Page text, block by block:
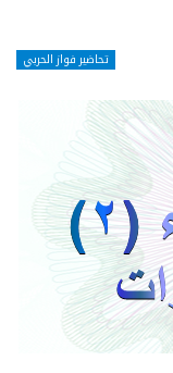
تحاضير فواز الحربي